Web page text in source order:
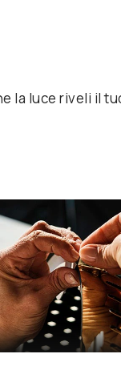
la luce riveli il